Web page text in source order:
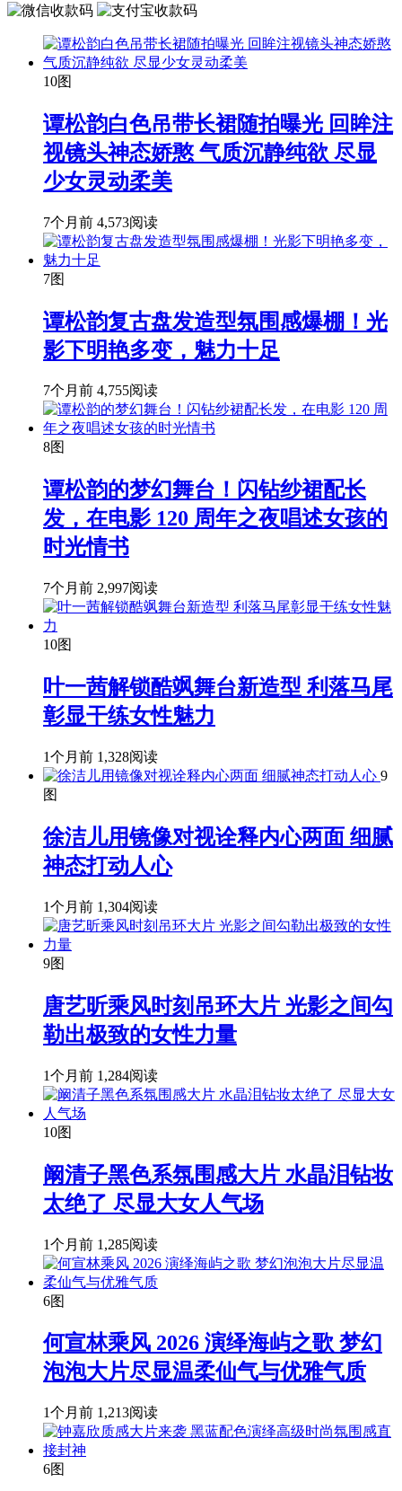
10图
谭松韵白色吊带长裙随拍曝光 回眸注
视镜头神态娇憨 气质沉静纯欲 尽显
少女灵动柔美
7个月前 4,573阅读
7图
谭松韵复古盘发造型氛围感爆棚！光
影下明艳多变，魅力十足
7个月前 4,755阅读
8图
谭松韵的梦幻舞台！闪钻纱裙配长
发，在电影 120 周年之夜唱述女孩的
时光情书
7个月前 2,997阅读
10图
叶一茜解锁酷飒舞台新造型 利落马尾
彰显干练女性魅力
1个月前 1,328阅读
9
图
徐洁儿用镜像对视诠释内心两面 细腻
神态打动人心
1个月前 1,304阅读
9图
唐艺昕乘风时刻吊环大片 光影之间勾
勒出极致的女性力量
1个月前 1,284阅读
10图
阚清子黑色系氛围感大片 水晶泪钻妆
太绝了 尽显大女人气场
1个月前 1,285阅读
6图
何宣林乘风 2026 演绎海屿之歌 梦幻
泡泡大片尽显温柔仙气与优雅气质
1个月前 1,213阅读
6图